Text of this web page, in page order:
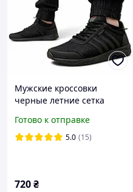
Мужские кроссовки
черные летние сетка
Готово к отправке
5.0 (15)
720₴